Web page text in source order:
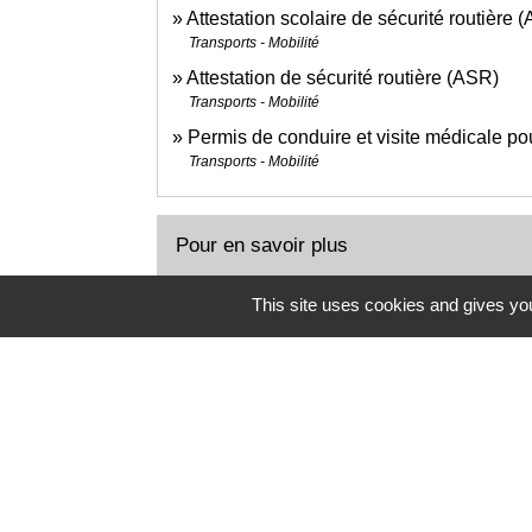
Attestation scolaire de sécurité routière
Transports - Mobilité
Attestation de sécurité routière (ASR)
Transports - Mobilité
Permis de conduire et visite médicale
Transports - Mobilité
Pour en savoir plus
Déclaration sur l'honneur pour obtenir
This site uses cookies and gives